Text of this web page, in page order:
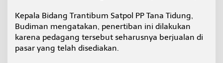
a
n
d
i
Kepala Bidang Trantibum Satpol PP Tana Tidung,
Budiman mengatakan, penertiban ini dilakukan
karena pedagang tersebut seharusnya berjualan di
pasar yang telah disediakan.